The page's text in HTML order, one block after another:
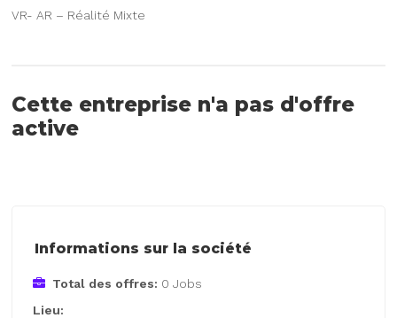
VR- AR – Réalité Mixte
Cette entreprise n'a pas d'offre
active
Informations sur la société
Total des offres: 0 Jobs
Lieu: